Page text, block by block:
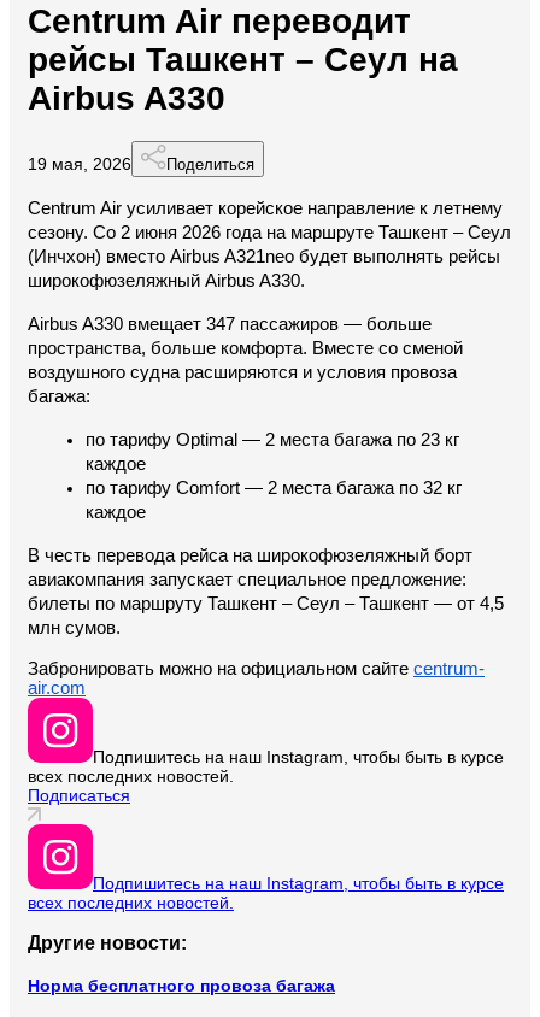
Centrum Air переводит
рейсы Ташкент – Сеул на
Airbus A330
19 мая, 2026 Поделиться
Centrum Air усиливает корейское направление к летнему
сезону. Со 2 июня 2026 года на маршруте Ташкент – Сеул
(Инчхон) вместо Airbus A321neo будет выполнять рейсы
широкофюзеляжный Airbus A330.
Airbus A330 вмещает 347 пассажиров — больше
пространства, больше комфорта. Вместе со сменой
воздушного судна расширяются и условия провоза
багажа:
по тарифу Optimal — 2 места багажа по 23 кг
каждое
по тарифу Comfort — 2 места багажа по 32 кг
каждое
В честь перевода рейса на широкофюзеляжный борт
авиакомпания запускает специальное предложение:
билеты по маршруту Ташкент – Сеул – Ташкент — от 4,5
млн сумов.
Забронировать можно на официальном сайте centrum-
air.com
Подпишитесь на наш Instagram, чтобы быть в курсе
всех последних новостей.
Подписаться
Подпишитесь на наш Instagram, чтобы быть в курсе
всех последних новостей.
Другие новости:
Норма бесплатного провоза багажа